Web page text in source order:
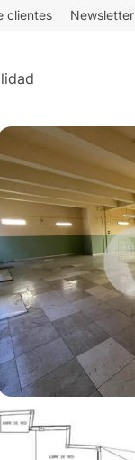
clientes Newsletter